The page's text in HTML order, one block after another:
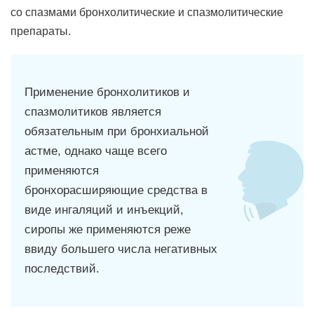
со спазмами бронхолитические и спазмолитические
препараты.
Применение бронхолитиков и
спазмолитиков является
обязательным при бронхиальной
астме, однако чаще всего
применяются
бронхорасширяющие средства в
виде ингаляций и инъекций,
сиропы же применяются реже
ввиду большего числа негативных
последствий.